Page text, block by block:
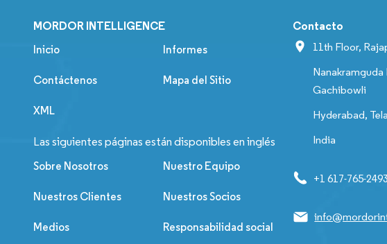
MORDOR INTELLIGENCE
Inicio Informes
Contáctenos Mapa del Sitio
XML
Las siguientes páginas están disponibles en inglés
Sobre Nosotros Nuestro Equipo
Nuestros Clientes Nuestros Socios
Medios Responsabilidad social
Contacto
11th Floor,
Gachibowli
Hyderabad,
India
+1 617-765-2493